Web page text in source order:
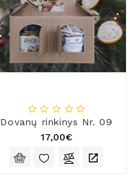
Dovanų rinkinys Nr. 09
17,00€